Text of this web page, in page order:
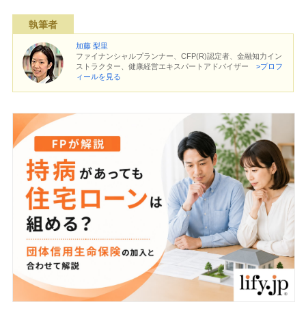
執筆者
加藤 梨里
ファイナンシャルプランナー、CFP(R)認定者、金融知力イン
ストラクター、健康経営エキスパートアドバイザー >プロフ
ィールを見る